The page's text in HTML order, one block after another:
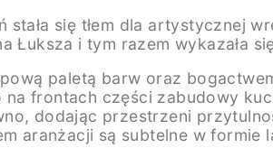
się tłem dla artystycznej
i tym razem wykazała
paletą barw oraz
na frontach części zabudowy
dodając przestrzeni
aranżacji są subtelne w